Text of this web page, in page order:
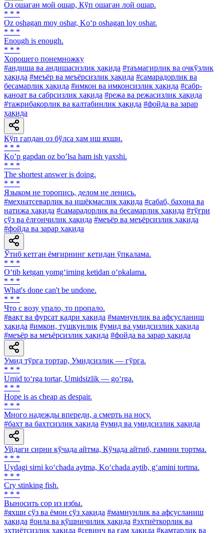
Оз ошаган мой ошар, Кўп ошаган лой ошар.
* * *
Oz oshagan moy oshar, Ko‘p oshagan loy oshar.
* * *
Enough is enough.
* * *
Хорошего понемножку
#андиша ва андишасизлик ҳақида #таъмагирлик ва очкўзлик
ҳақида #меъёр ва меъёрсизлик ҳақида #самарадорлик ва
бесамарлик ҳақида #имкон ва имконсизлик ҳақида #сабр-
қаноат ва сабрсизлик ҳақида #режа ва режасизлик ҳақида
#тажрибакорлик ва калтабинлик ҳақида #фойда ва зарар
ҳақида
Кўп гапдан оз бўлса ҳам иш яхши.
* * *
Koʼp gapdan oz boʼlsa ham ish yaxshi.
* * *
The shortest answer is doing.
* * *
Языком не торопись, делом не ленись.
#меҳнатсеварлик ва ишёқмаслик ҳақида #сабаб, баҳона ва
натижа ҳақида #самарадорлик ва бесамарлик ҳақида #тўғри
сўз ва ёлғончилик ҳақида #меъёр ва меъёрсизлик ҳақида
#фойда ва зарар ҳақида
Ўтиб кетган ёмғирнинг кетидан ўпкалама.
* * *
O‘tib ketgan yomg‘irning ketidan o‘pkalama.
* * *
What's done can't be undone.
* * *
Что с возу упало, то пропало.
#вақт ва фурсат қадри ҳақида #мамнунлик ва афсусланиш
ҳақида #имкон, тушкунлик #умид ва умидсизлик ҳақида
#меъёр ва меъёрсизлик ҳақида #фойда ва зарар ҳақида
Умид тўрга тортар, Умидсизлик — гўрга.
* * *
Umid to‘rga tortar, Umidsizlik — go‘rga.
* * *
Hope is as cheap as despair.
* * *
Много надежды впереди, а смерть на носу.
#бахт ва бахтсизлик ҳақида #умид ва умидсизлик ҳақида
Уйдаги сирни кўчада айтма, Кўчада айтиб, ғамини тортма.
* * *
Uydagi sirni ko‘chada aytma, Ko‘chada aytib, g‘amini tortma.
* * *
Cry stinking fish.
* * *
Выносить cop из избы.
#яхши сўз ва ёмон сўз ҳақида #мамнунлик ва афсусланиш
ҳақида #оила ва қўшничилик ҳақида #эҳтиёткорлик ва
эҳтиётсизлик ҳақида #севинч ва ғам ҳақида #камтарлик ва